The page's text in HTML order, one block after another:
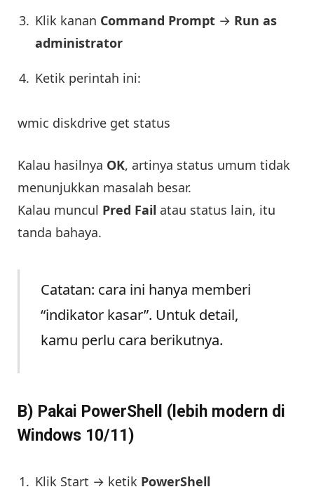
Klik kanan Command Prompt → Run as
administrator
Ketik perintah ini:
wmic diskdrive get status
Kalau hasilnya OK, artinya status umum tidak
menunjukkan masalah besar.
Kalau muncul Pred Fail atau status lain, itu
tanda bahaya.
Catatan: cara ini hanya memberi
“indikator kasar”. Untuk detail,
kamu perlu cara berikutnya.
B) Pakai PowerShell (lebih modern di
Windows 10/11)
Klik Start → ketik PowerShell